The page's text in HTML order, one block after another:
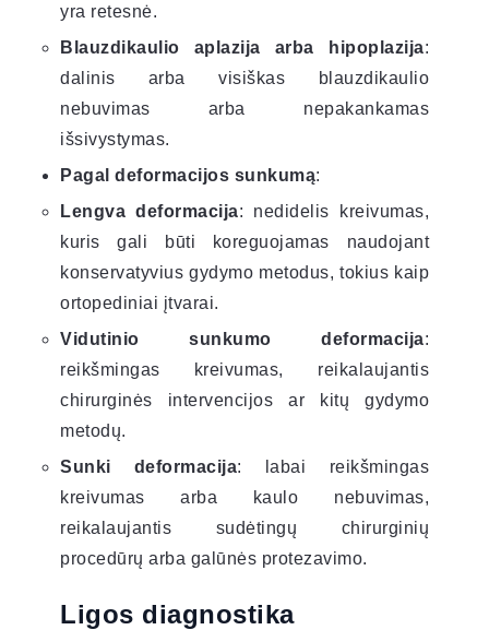
yra retesnė.
Blauzdikaulio aplazija arba hipoplazija:
dalinis arba visiškas blauzdikaulio
nebuvimas arba nepakankamas
išsivystymas.
Pagal deformacijos sunkumą:
Lengva deformacija: nedidelis kreivumas,
kuris gali būti koreguojamas naudojant
konservatyvius gydymo metodus, tokius kaip
ortopediniai įtvarai.
Vidutinio sunkumo deformacija:
reikšmingas kreivumas, reikalaujantis
chirurginės intervencijos ar kitų gydymo
metodų.
Sunki deformacija: labai reikšmingas
kreivumas arba kaulo nebuvimas,
reikalaujantis sudėtingų chirurginių
procedūrų arba galūnės protezavimo.
Ligos diagnostika